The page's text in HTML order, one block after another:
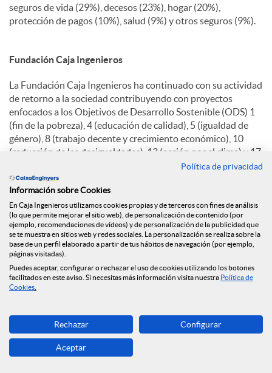
seguros de vida (29%), decesos (23%), hogar (20%),
protección de pagos (10%), salud (9%) y otros seguros (9%).
Fundación Caja Ingenieros
La Fundación Caja Ingenieros ha continuado con su actividad
de retorno a la sociedad contribuyendo con proyectos
enfocados a los Objetivos de Desarrollo Sostenible (ODS) 1
(fin de la pobreza), 4 (educación de calidad), 5 (igualdad de
género), 8 (trabajo decente y crecimiento económico), 10
(reducción de las desigualdades), 13 (acción por el clima) y 17
La Fundación Caja Ingenieros destinó el año pasado 774.934
euros a inversión social. A través de la Fundación, el Grupo
Caja Ingenieros también ratifica su compromiso con el
desarrollo sostenible, la economía social y la acción social, y
por eso un 56% de la inversión social ha ido destinada a
proyectos de este tipo. En 2024, además, los socios y socias
de la Entidad mostraron su solidaridad a través de una
campaña de crowdfunding de la Fundación que consiguió
En 2024 la Fundación desarrolló 62 proyectos y alianzas.
6.070 personas se beneficiaron de los programas de inserción
Política de privacidad
Información sobre Cookies
En Caja Ingenieros utilizamos cookies propias y de terceros con fines de análisis
(lo que permite mejorar el sitio web), de personalización de contenido (por
ejemplo, recomendaciones de vídeos) y de personalización de la publicidad que
se te muestra en sitios web y redes sociales. La personalización se realiza sobre la
base de un perfil elaborado a partir de tus hábitos de navegación (por ejemplo,
páginas visitadas).
Puedes aceptar, configurar o rechazar el uso de cookies utilizando los botones
facilitados en este aviso. Si necesitas más información visita nuestra Política de
Cookies
Rechazar Configurar
Aceptar